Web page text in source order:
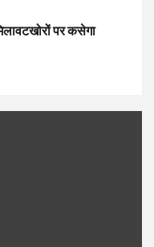
पर कसेगा